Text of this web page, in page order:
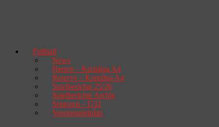
Fußball
News
Herren – Kreisliga A4
Reserve – Kreisliga A4
Spielberichte 25/26
Spielberichte Archiv
Senioren – Ü32
Vereinsspielplan